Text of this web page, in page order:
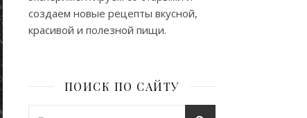
создаем новые рецепты вкусной,
красивой и полезной пищи.
ПОИСК ПО САЙТУ